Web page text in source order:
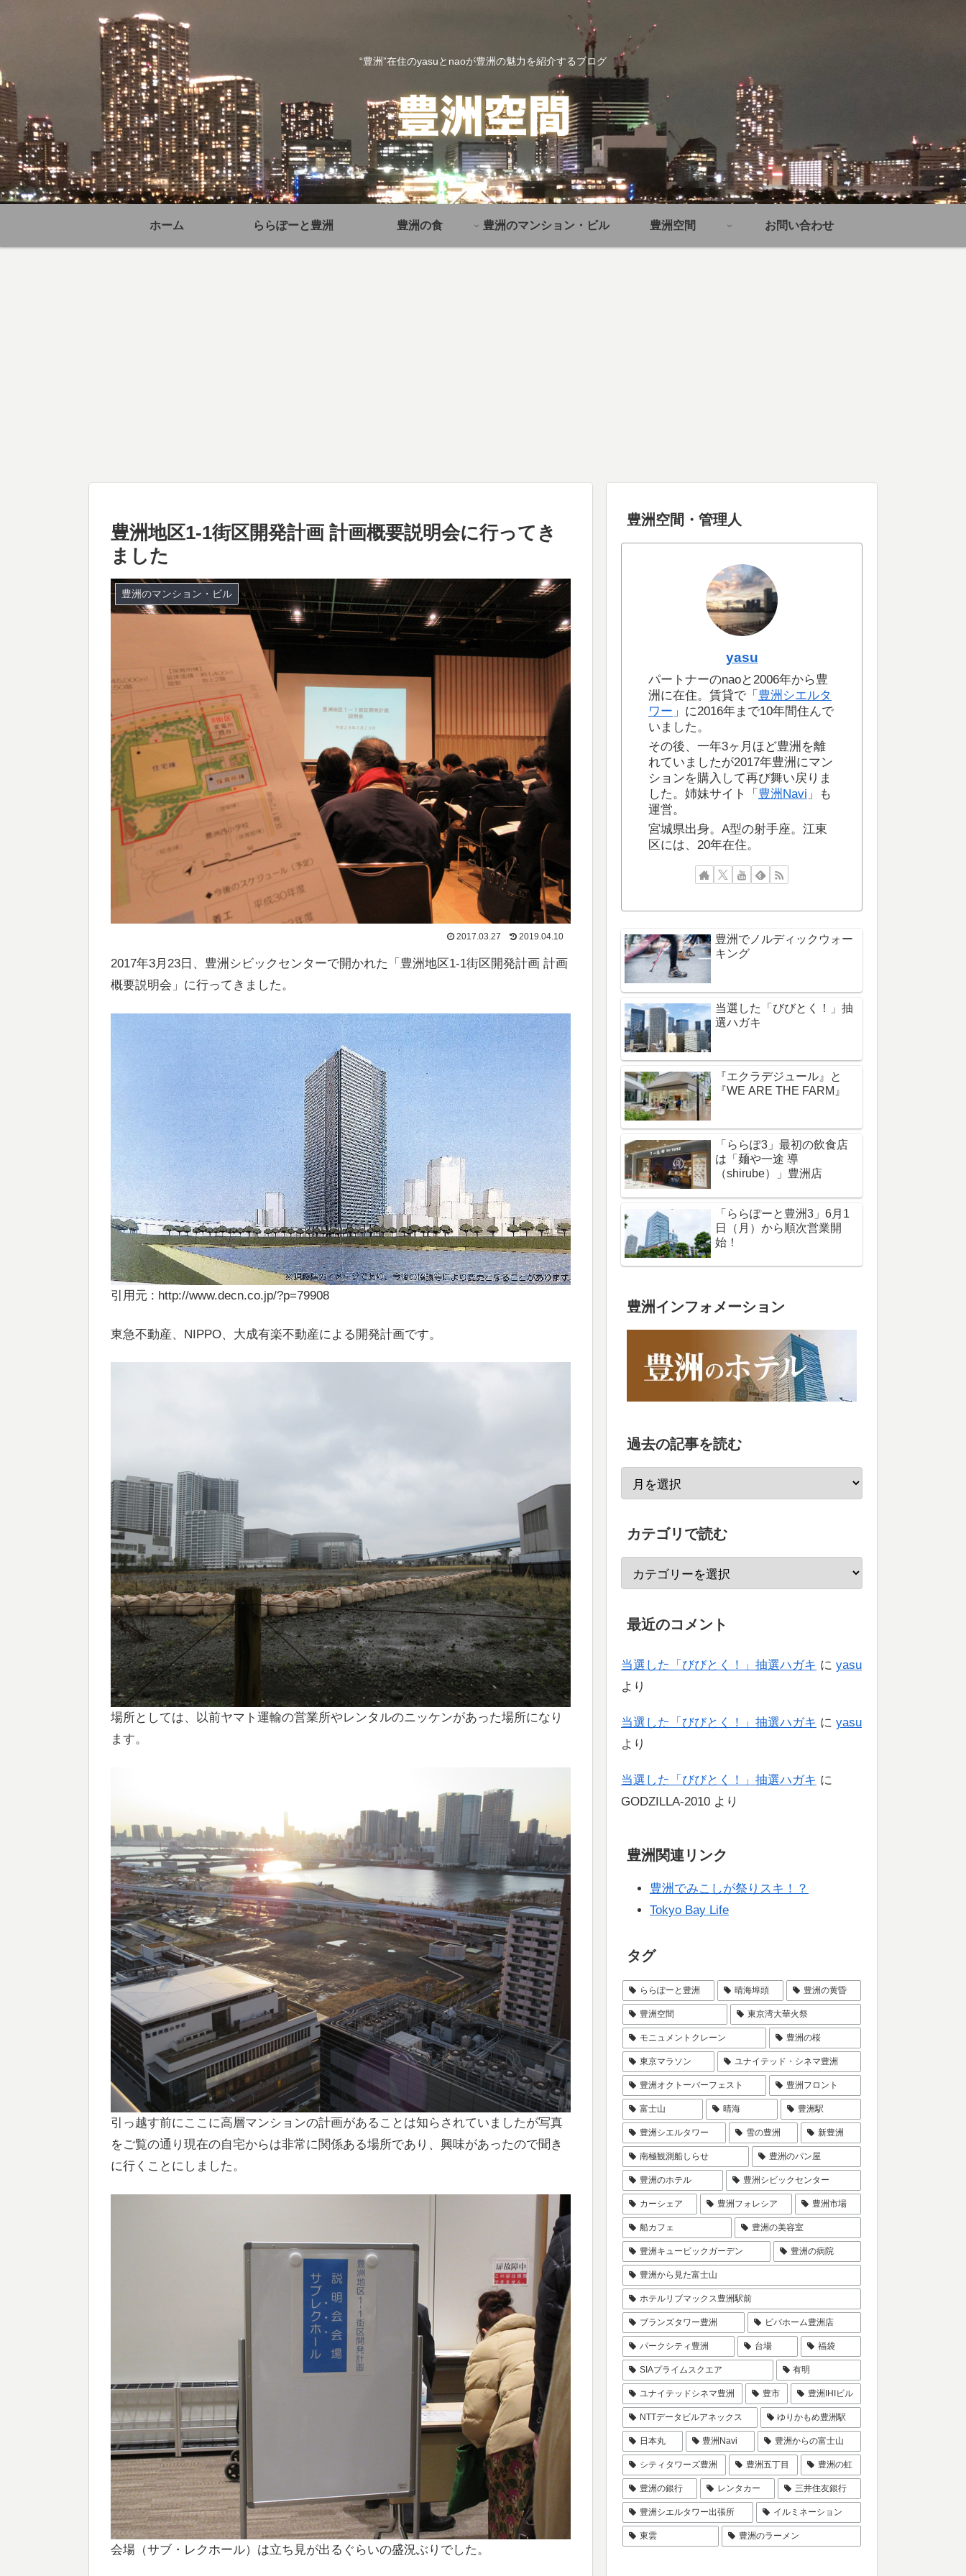
“豊洲”在住のyasuとnaoが豊洲の魅力を紹介するブログ
ホーム ららぽーと豊洲 豊洲の食 豊洲のマンション・ビル 豊洲空間 お問い合わせ
豊洲地区1-1街区開発計画 計画概要説明会に行ってき
ました
豊洲のマンション・ビル
2017.03.27 2019.04.10
2017年3月23日、豊洲シビックセンターで開かれた「豊洲地区1-1街区開発計画 計画
概要説明会」に行ってきました。
引用元 : http://www.decn.co.jp/?p=79908
東急不動産、NIPPO、大成有楽不動産による開発計画です。
場所としては、以前ヤマト運輸の営業所やレンタルのニッケンがあった場所になり
ます。
引っ越す前にここに高層マンションの計画があることは知らされていましたが写真
をご覧の通り現在の自宅からは非常に関係ある場所であり、興味があったので聞き
に行くことにしました。
会場（サブ・レクホール）は立ち見が出るぐらいの盛況ぶりでした。
豊洲空間・管理人
yasu
パートナーのnaoと2006年から豊
洲に在住。賃貸で「 豊洲シエルタ
ワー 」に2016年まで10年間住んで
いました。
その後、一年3ヶ月ほど豊洲を離
れていましたが2017年豊洲にマン
ションを購入して再び舞い戻りま
した。姉妹サイト「 豊洲Navi 」も
運営。
宮城県出身。A型の射手座。江東
区には、20年在住。
豊洲でノルディックウォー
キング
当選した「びびとく！」抽
選ハガキ
『エクラデジュール』と
『WE ARE THE FARM』
「ららぽ3」最初の飲食店
は「麺や一途 導
（shirube）」豊洲店
「ららぽーと豊洲3」6月1
日（月）から順次営業開
始！
豊洲インフォメーション
過去の記事を読む
カテゴリで読む
最近のコメント
当選した「びびとく！」抽選ハガキ に yasu
より
当選した「びびとく！」抽選ハガキ に yasu
より
当選した「びびとく！」抽選ハガキ に
GODZILLA-2010 より
豊洲関連リンク
豊洲でみこしが祭りスキ！？
Tokyo Bay Life
タグ
ららぽーと豊洲 晴海埠頭 豊洲の黄昏
豊洲空間 東京湾大華火祭
モニュメントクレーン 豊洲の桜
東京マラソン ユナイテッド・シネマ豊洲
豊洲オクトーバーフェスト 豊洲フロント
富士山 晴海 豊洲駅
豊洲シエルタワー 雪の豊洲 新豊洲
南極観測船しらせ 豊洲のパン屋
豊洲のホテル 豊洲シビックセンター
カーシェア 豊洲フォレシア 豊洲市場
船カフェ 豊洲の美容室
豊洲キュービックガーデン 豊洲の病院
豊洲から見た富士山
ホテルリブマックス豊洲駅前
ブランズタワー豊洲 ビバホーム豊洲店
パークシティ豊洲 台場 福袋
SIAプライムスクエア 有明
ユナイテッドシネマ豊洲 豊市 豊洲IHIビル
NTTデータビルアネックス ゆりかもめ豊洲駅
日本丸 豊洲Navi 豊洲からの富士山
シティタワーズ豊洲 豊洲五丁目 豊洲の虹
豊洲の銀行 レンタカー 三井住友銀行
豊洲シエルタワー出張所 イルミネーション
東雲 豊洲のラーメン